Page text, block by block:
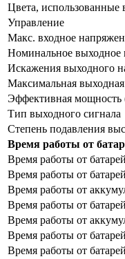
Цвета, использованные
Управление
Макс. входное
Номинальное выходное
Искажения выходного
Максимальная
Эффективная мощность
Тип выходного сигнала
Степень подавления
Время работы от
Время работы от
Время работы от
Время работы от
Время работы от
Время работы от
Время работы от
Время работы от